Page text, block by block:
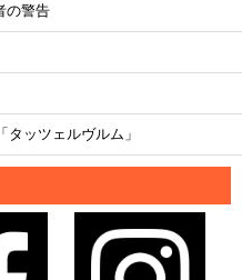
の警告
タッツェルヴルム」